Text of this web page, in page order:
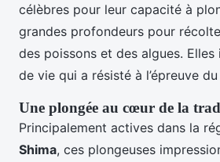
célèbres pour leur capacité à
grandes profondeurs pour
des poissons et des algues.
de vie qui a résisté à l’épreuve
Une plongée au cœur de la
Principalement actives dans la
Shima, ces plongeuses